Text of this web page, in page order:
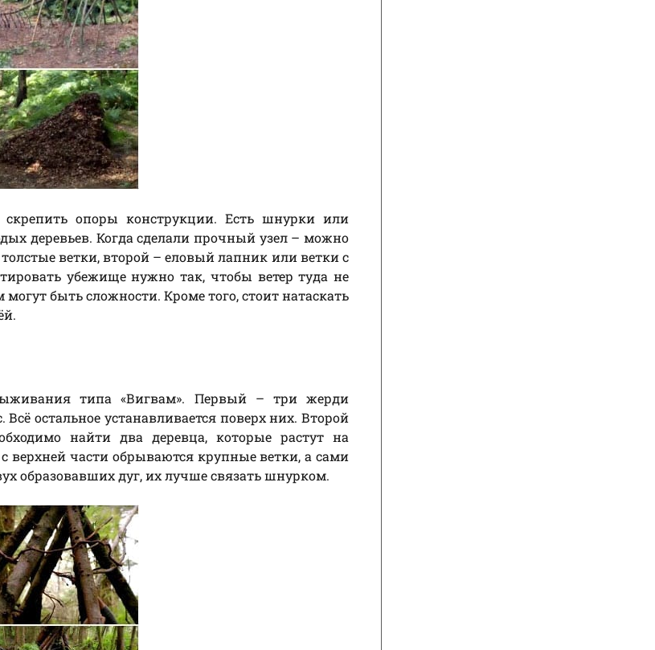
опоры конструкции. Есть шнурки или
деревьев. Когда сделали прочный узел – можно
ветки, второй – еловый лапник или ветки с
убежище нужно так, чтобы ветер туда не
быть сложности. Кроме того, стоит натаскать
типа «Вигвам». Первый – три жерди
остальное устанавливается поверх них. Второй
найти два деревца, которые растут на
верхней части обрываются крупные ветки, а сами
образовавших дуг, их лучше связать шнурком.